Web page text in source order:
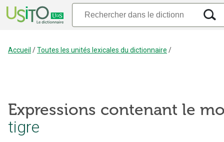
Accueil /Toutes les unités lexicales du dictionnaire /
Expressions contenant le
tigre